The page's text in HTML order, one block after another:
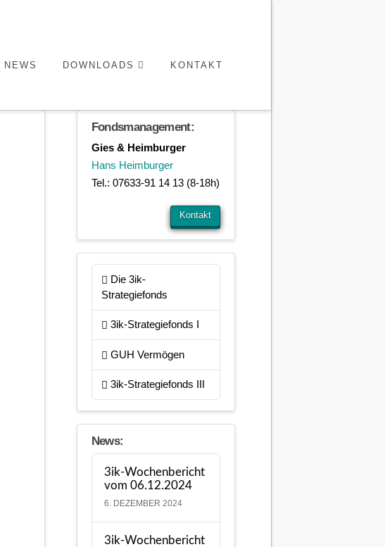
NEWS DOWNLOADS KONTAKT
Fondsmanagement:
Gies & Heimburger
Hans Heimburger
Tel.: 07633-91 14 13 (8-18h)
Kontakt
Die 3ik-
Strategiefonds
3ik-Strategiefonds I
GUH Vermögen
3ik-Strategiefonds III
News:
3ik-Wochenbericht
vom 06.12.2024
6. DEZEMBER 2024
3ik-Wochenbericht